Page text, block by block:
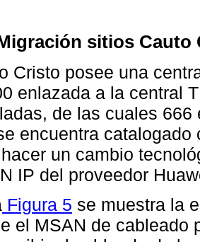
sitios Cauto
Cristo posee una
enlazada a la central
de las cuales
encuentra
un cambio
IP del proveedor
Figura 5 se muestra la
el MSAN de cableado